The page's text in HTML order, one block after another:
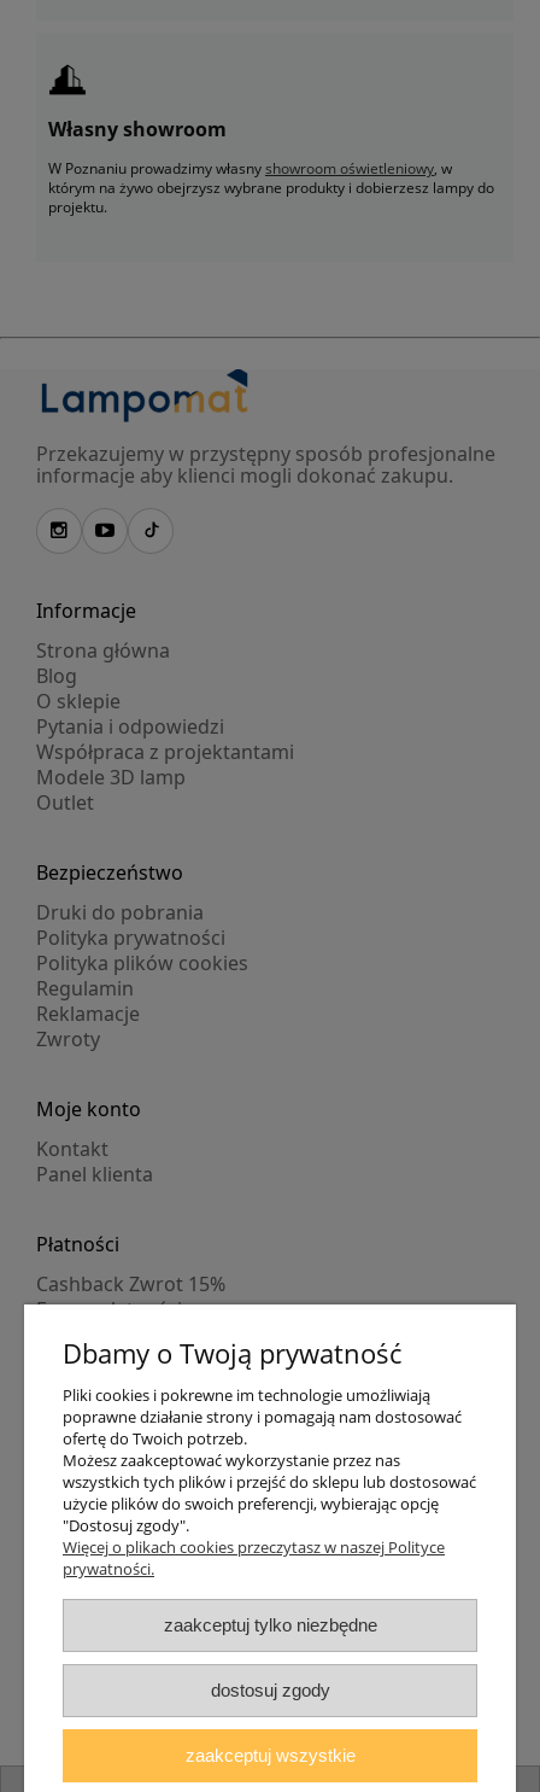
Własny showroom
W Poznaniu prowadzimy własnyshowroom oświetleniowy, w
którym na żywo obejrzysz wybrane produkty i dobierzesz lampy do
projektu.
Przekazujemy w przystępny sposób profesjonalne
informacje aby klienci mogli dokonać zakupu.
Informacje
Strona główna
Blog
O sklepie
Pytania i odpowiedzi
Współpraca z projektantami
Modele 3D lamp
Outlet
Bezpieczeństwo
Druki do pobrania
Polityka prywatności
Polityka plików cookies
Regulamin
Reklamacje
Zwroty
Moje konto
Kontakt
Panel klienta
Płatności
Cashback Zwrot 15%
Formy płatności
Numer konta
PayPo kupujesz, nie płacisz
Progi rabatowe
Promocje
Dostawa
Czas wysyłki
Dostawa
Śledzenie przesyłki GLS
Śledzenie przesyłki DPD
Shipping abroad
Zarejestruj się /Zaloguj się
Lampomat 2017 - 2026
pokaż pełną wersję strony
Dbamy o Twoją prywatność
Pliki cookies i pokrewne im technologie umożliwiają
poprawne działanie strony i pomagają nam dostosować
ofertę do Twoich potrzeb.
Możesz zaakceptować wykorzystanie przez nas
wszystkich tych plików i przejść do sklepu lub dostosować
użycie plików do swoich preferencji, wybierając opcję
"Dostosuj zgody".
Więcej o plikach cookies przeczytasz w naszej Polityce
prywatności.
zaakceptuj tylko niezbędne
dostosuj zgody
zaakceptuj wszystkie